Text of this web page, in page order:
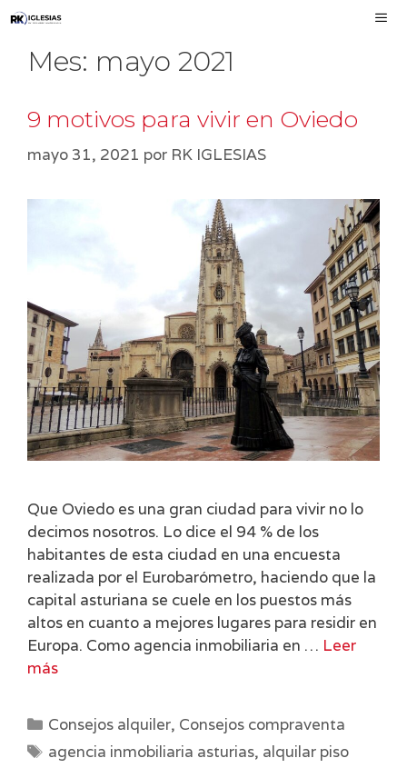
Saltar
contenido
Mes: mayo 2021
9 motivos para vivir en Oviedo
mayo 31, 2021 por RK IGLESIAS
Que Oviedo es una gran ciudad para vivir no lo
decimos nosotros. Lo dice el 94 % de los
habitantes de esta ciudad en una encuesta
realizada por el Eurobarómetro, haciendo que la
capital asturiana se cuele en los puestos más
altos en cuanto a mejores lugares para residir en
Europa. Como agencia inmobiliaria en … Leer
más
Categorías
Consejos alquiler, Consejos compraventa
Etiquetas
agencia inmobiliaria asturias, alquilar piso